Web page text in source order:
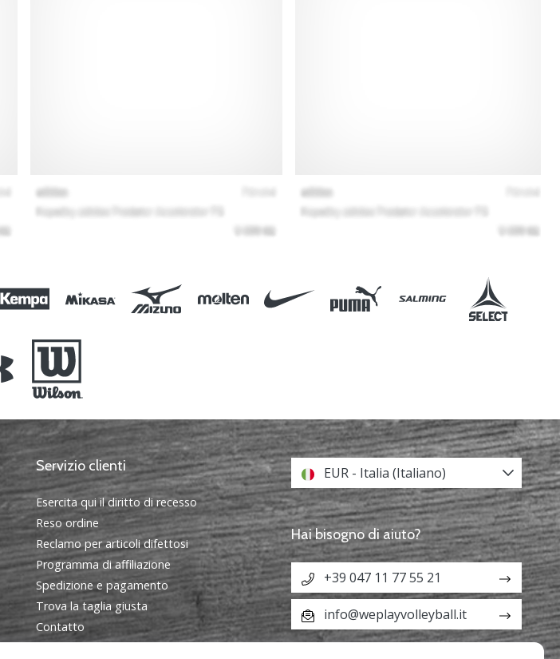
Servizio clienti
Esercita qui il diritto di recesso
Reso ordine
Reclamo per articoli difettosi
Programma di affiliazione
Spedizione e pagamento
Trova la taglia giusta
Contatto
FAQ - Domande frequenti
EUR - Italia (Italiano)
Hai bisogno di aiuto?
+39 047 11 77 55 21
info@weplayvolleyball.it